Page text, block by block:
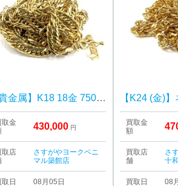
【貴金属】K18 18金 750 ネックレス ジュエリー アクセサリー
取金
430,000 円
取店
さすがやヨークベニ
マル築館店
取日 08月05日
【K24 (金)
買取金
額
買取店
舗
さ
十
買取日 08